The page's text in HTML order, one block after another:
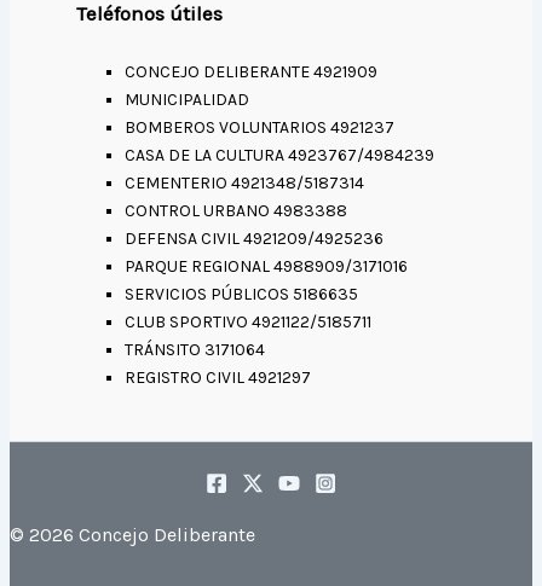
Teléfonos útiles
CONCEJO DELIBERANTE 4921909
MUNICIPALIDAD
BOMBEROS VOLUNTARIOS 4921237
CASA DE LA CULTURA 4923767/4984239
CEMENTERIO 4921348/5187314
CONTROL URBANO 4983388
DEFENSA CIVIL 4921209/4925236
PARQUE REGIONAL 4988909/3171016
SERVICIOS PÚBLICOS 5186635
CLUB SPORTIVO 4921122/5185711
TRÁNSITO 3171064
REGISTRO CIVIL 4921297
© 2026 Concejo Deliberante